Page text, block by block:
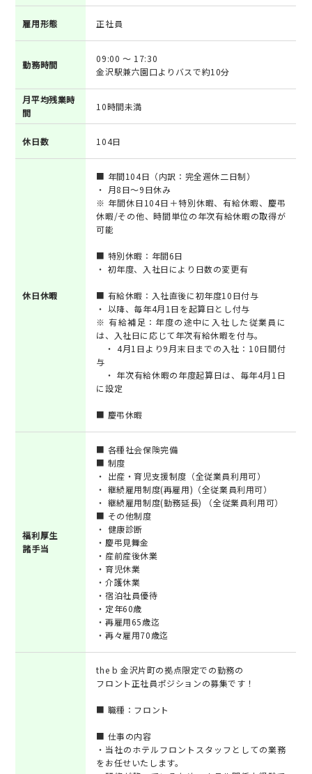
雇用形態 正社員
勤務時間
09:00 ～ 17:30
金沢駅兼六園口よりバスで約10分
月平均残業時
間
10時間未満
休日数 104日
休日休暇
■ 年間104日（内訳：完全週休二日制）‬
・ 月8日～9日休み‬‭
※ 年間休日104日＋特別休暇、有給休暇、慶弔
休暇/その他、時間単位の年次有給休暇の取得が
可能‬
■ 特別休暇：年間6日‬
‭・ 初年度、入社日により日数の変更有‬
■ 有給休暇：入社直後に初年度10日付与‬
‭・ 以降、毎年4月1日を起算日とし付与‬
※ 有給補足：年度の途中に入社した従業員に
は、入社日に応じて年次有給休暇を付与。‬
‭ ・ 4月1日より9月末日までの入社：10日間付
与‬
・ 年次有給休暇の年度起算日は、毎年4月1日
に設定‬
■ 慶弔休暇
福利厚生
諸手当
■ 各種社会保険‬完備
■ 制度‬
・ 出産・育児支援制度（全従業員利用可）‬
‭・ 継続雇用制度(再雇用)（全従業員利用可）‬
・ 継続雇用制度(勤務延長) （全従業員利用可）‬
■ その他制度‬
・ 健康診断
・慶弔見舞金
・産前産後休業
・育児休業
・介護休業
・‬宿泊社員優待
・定年60歳
・再雇用65歳迄
・再々雇用70歳迄‬
the b 金沢片町の拠点限定での勤務の
フロント正社員ポジションの募集です！
■ 職種：フロント
■ 仕事の内容
・当社のホテルフロントスタッフとしての業務
をお任せいたします。